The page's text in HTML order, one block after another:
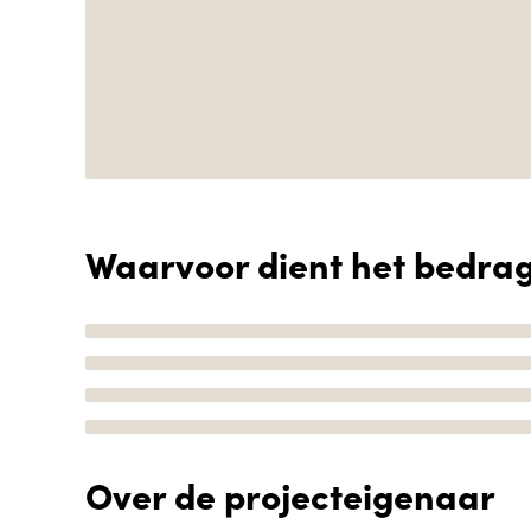
Waarvoor dient het
Over de projecteigenaar